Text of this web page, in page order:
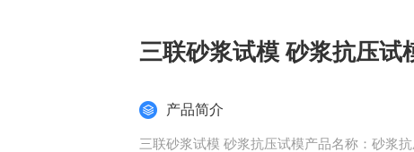
三联砂浆试模 砂浆抗压试
产品简介
三联砂浆试模 砂浆抗压试模产品名称：砂浆